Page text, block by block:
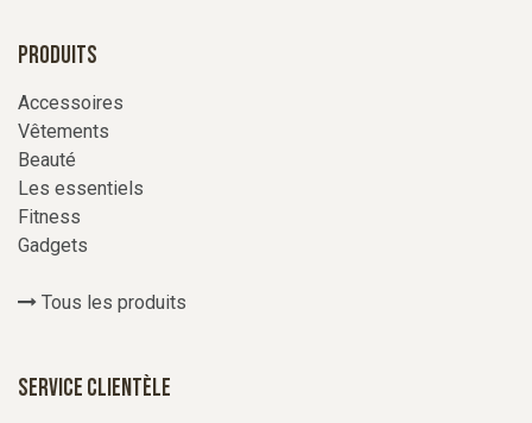
Produits
Accessoires
Vêtements
Beauté
Les essentiels
Fitness
Gadgets
Tous les produits
Service Clientèle